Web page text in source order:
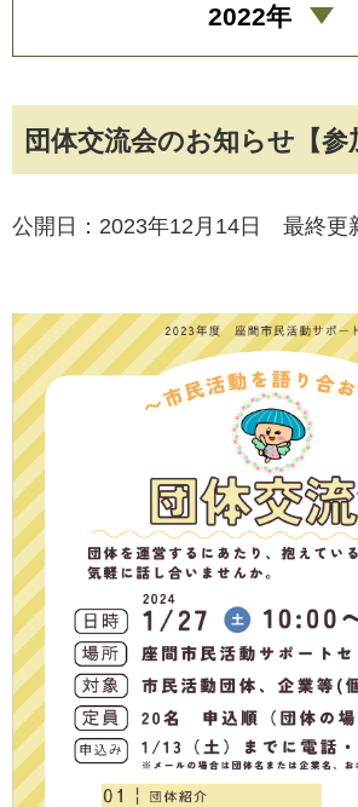
団体交流会のお知らせ【参
公開日：2023年12月14日 最終更
2022年